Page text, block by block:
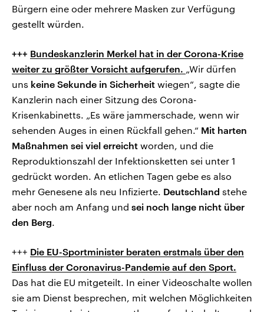
Bürgern eine oder mehrere Masken zur Verfügung
gestellt würden.
+++ Bundeskanzlerin Merkel hat in der Corona-Krise
weiter zu größter Vorsicht aufgerufen. „Wir dürfen
uns keine Sekunde in Sicherheit wiegen“, sagte die
Kanzlerin nach einer Sitzung des Corona-
Krisenkabinetts. „Es wäre jammerschade, wenn wir
sehenden Auges in einen Rückfall gehen.“ Mit harten
Maßnahmen sei viel erreicht worden, und die
Reproduktionszahl der Infektionsketten sei unter 1
gedrückt worden. An etlichen Tagen gebe es also
mehr Genesene als neu Infizierte. Deutschland stehe
aber noch am Anfang und sei noch lange nicht über
den Berg.
+++ Die EU-Sportminister beraten erstmals über den
Einfluss der Coronavirus-Pandemie auf den Sport.
Das hat die EU mitgeteilt. In einer Videoschalte wollen
sie am Dienst besprechen, mit welchen Möglichkeiten